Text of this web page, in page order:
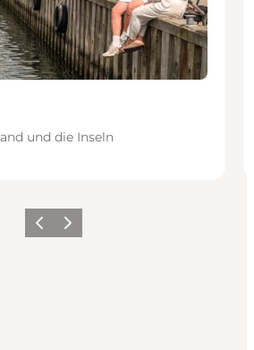
und die Inseln
ZurückWeiter